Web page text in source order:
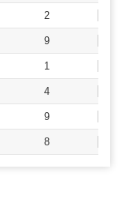
2
9
1
4
9
8